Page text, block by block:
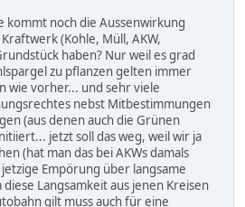
kommt noch die Aussenwirkung
(Kohle, Müll, AKW,
haben? Nur weil es grad
zu pflanzen gelten immer
wie vorher... und sehr viele
nebst Mitbestimmungen
(aus denen auch die Grünen
jetzt soll das weg, weil wir ja
(hat man das bei AKWs damals
Empörung über langsame
Langsamkeit aus jenen Kreisen
gilt muss auch für eine